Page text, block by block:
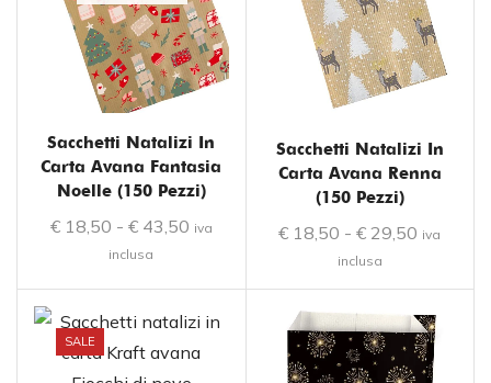
Sacchetti Natalizi In
Carta Avana Fantasia
Noelle (150 Pezzi)
€18,50 - €43,50 iva
inclusa
Sacchetti Natalizi In
Carta Avana Renna
(150 Pezzi)
€ 18,50 - € 29,50 iva
inclusa
SALE